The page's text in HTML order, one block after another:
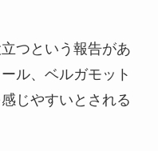
つという報告があ
ル、ベルガモット
じやすいとされる